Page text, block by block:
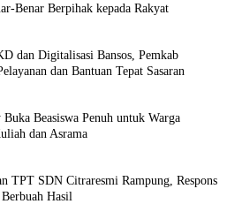
Benar Berpihak kepada Rakyat
dan Digitalisasi Bansos, Pemkab
dan Bantuan Tepat Sasaran
Beasiswa Penuh untuk Warga
dan Asrama
TPT SDN Citraresmi Rampung, Respons
Hasil